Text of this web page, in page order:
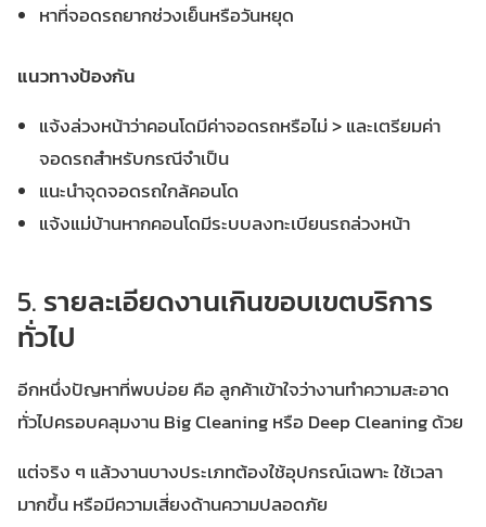
หาที่จอดรถยากช่วงเย็นหรือวันหยุด
แนวทางป้องกัน
แจ้งล่วงหน้าว่าคอนโดมีค่าจอดรถหรือไม่ > และเตรียมค่า
จอดรถสำหรับกรณีจำเป็น
แนะนำจุดจอดรถใกล้คอนโด
แจ้งแม่บ้านหากคอนโดมีระบบลงทะเบียนรถล่วงหน้า
5. รายละเอียดงานเกินขอบเขตบริการ
ทั่วไป
อีกหนึ่งปัญหาที่พบบ่อย คือ ลูกค้าเข้าใจว่างานทำความสะอาด
ทั่วไปครอบคลุมงาน Big Cleaning หรือ Deep Cleaning ด้วย
แต่จริง ๆ แล้วงานบางประเภทต้องใช้อุปกรณ์เฉพาะ ใช้เวลา
มากขึ้น หรือมีความเสี่ยงด้านความปลอดภัย